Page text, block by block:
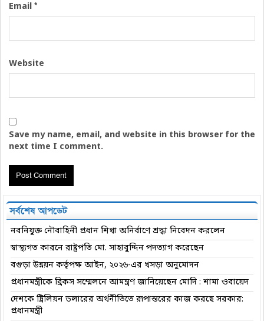
Email *
Website
Save my name, email, and website in this browser for the
next time I comment.
সর্বশেষ আপডেট
নবনিযুক্ত নৌবাহিনী প্রধান শিখা অনির্বাণে শ্রদ্ধা নিবেদন করলেন
স্বাস্থ্যগত কারনে রাষ্ট্রপতি মো. সাহাবুদ্দিন পদত্যাগ করেছেন
বগুড়া উন্নয়ন কর্তৃপক্ষ আইন, ২০২৬-এর খসড়া অনুমোদন
প্রধানমন্ত্রীকে ব্রিকস সম্মেলনে আমন্ত্রণ জানিয়েছেন মোদি : শামা ওবায়েদ
দেশকে ট্রিলিয়ন ডলারের অর্থনীতিতে রূপান্তরের কাজ করছে সরকার:
প্রধানমন্ত্রী